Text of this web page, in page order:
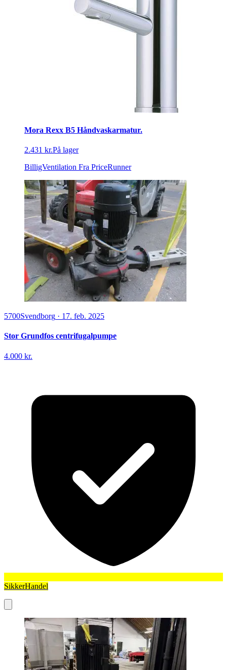
Mora Rexx B5 Håndvaskarmatur.
2.431 kr.På lager
BilligVentilation Fra PriceRunner
5700Svendborg · 17. feb. 2025
Stor Grundfos centrifugalpumpe
4.000 kr.
SikkerHandel